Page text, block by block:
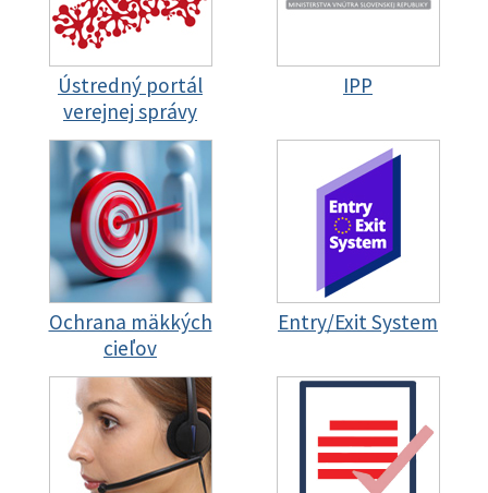
Ústredný portál
verejnej správy
IPP
Ochrana mäkkých
cieľov
Entry/Exit System